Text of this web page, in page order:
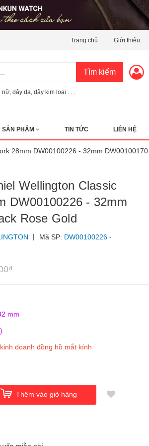
Trang chủ Giới thiệu
Tìm kiếm
nữ dây da dây kim loại . . .
SẢN PHẨM TIN TỨC LIÊN HỆ
28mm DW00100226 - 32mm
Wellington Classic
DW00100226 - 32mm
Rose Gold
| Mã SP: DW00100226 -
mm
doanh đồng hồ mắt kính
Thêm vào giỏ hàng